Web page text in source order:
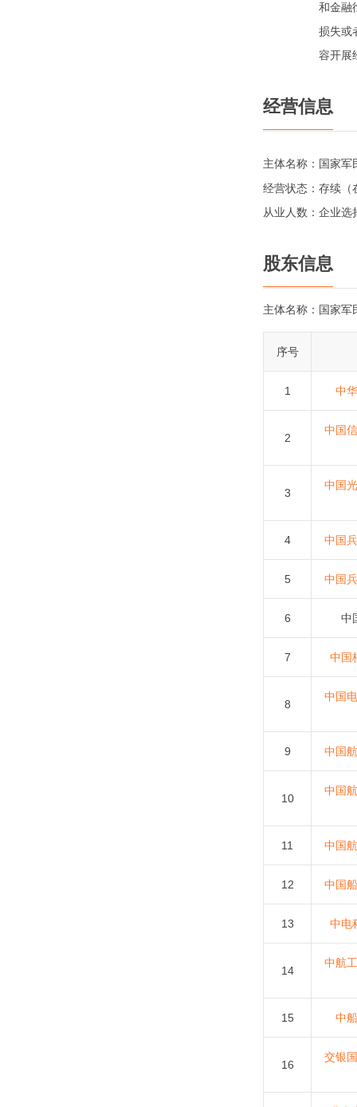
和金融
损失或
容开展
经营信息
主体名称： 国家军
经营状态： 存续（
从业人数： 企业选
股东信息
主体名称： 国家军
序号
1 中
2
中国
3
中国
4 中国
5 中国
6 中
7 中国
8
中国
9 中国
10
中国
11 中国
12 中国
13 中电
14
中航
15 中
16
交银